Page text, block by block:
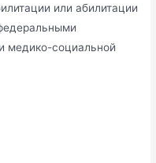
или абилитации
медико-социальной